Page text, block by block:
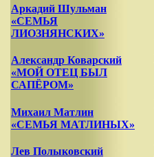
Аркадий Шульман
«СЕМЬЯ
ЛИОЗНЯНСКИХ»
Александр Коварский
«МОЙ ОТЕЦ БЫЛ
САПЁРОМ»
Михаил Матлин
«СЕМЬЯ МАТЛИНЫХ»
Лев Полыковский